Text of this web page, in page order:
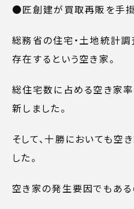
●匠創建が買取再販を手
総務省の住宅・土地統計
存在するという空き家。
総住宅数に占める空き家
新しました。
そして、十勝においても空
した。
空き家の発生要因でもある